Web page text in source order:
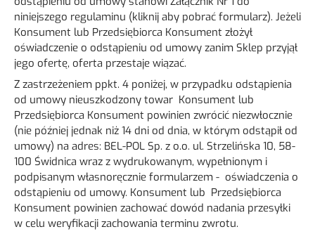
niniejszego regulaminu (kliknij aby pobrać formularz). Jeżeli
Konsument lub Przedsiębiorca Konsument złożył
oświadczenie o odstąpieniu od umowy zanim Sklep przyjął
jego ofertę, oferta przestaje wiązać.
Z zastrzeżeniem ppkt. 4 poniżej, w przypadku odstąpienia
od umowy nieuszkodzony towar Konsument lub
Przedsiębiorca Konsument powinien zwrócić niezwłocznie
(nie później jednak niż 14 dni od dnia, w którym odstąpił od
umowy) na adres: BEL-POL Sp. z o.o. ul. Strzelińska 10, 58-
100 Świdnica wraz z wydrukowanym, wypełnionym i
podpisanym własnoręcznie formularzem - oświadczenia o
odstąpieniu od umowy. Konsument lub Przedsiębiorca
Konsument powinien zachować dowód nadania przesyłki
w celu weryfikacji zachowania terminu zwrotu.